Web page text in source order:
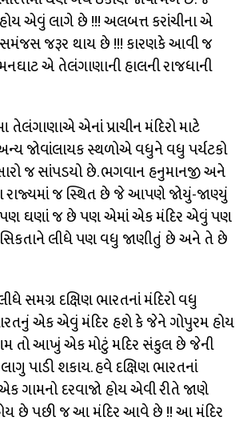
હોય એવું લાગે છે !!! અલબત્ત કરાંચીના એ
જરૂર થાય છે !!! કારણકે આવી જ
એ તેલંગાણાની હાલની રાજધાની
એનાં પ્રાચીન મંદિરો માટે
જોવાંલાયક સ્થળોએ વધુને વધુ પર્યટકો
જ સાંપડયો છે. ભગવાન હનુમાનજી અને
રાજ્યમાં જ સ્થિત છે જે આપણે જોયું-જાણ્યું
પણ ઘણાં જ છે પણ એમાં એક મંદિર એવું પણ
લીધે પણ વધુ જાણીતું છે અને તે છે
સમગ્ર દક્ષિણ ભારતનાં મંદિરો વધુ
એક એવું મંદિર હશે કે જેને ગોપુરમ હોય
તો આખું એક મોટું મદિર સંકુલ છે જેની
પાડી શકાય. હવે દક્ષિણ ભારતનાં
ગામનો દરવાજો હોય એવી રીતે જાણે
છે પછી જ આ મંદિર આવે છે !! આ મંદિર